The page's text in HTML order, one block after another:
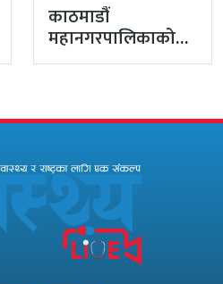
काठमाडौं
महानगरपालिकाको
प्रमुख प्रशासकीय
अख्तियारबाट ‘आउट’